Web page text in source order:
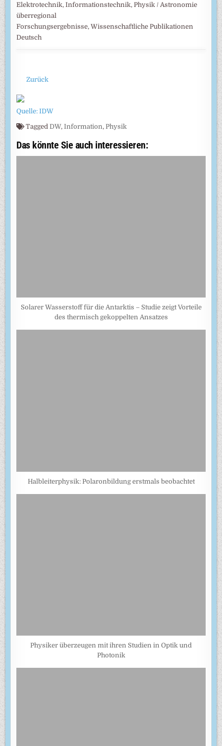
Elektrotechnik, Informationstechnik, Physik / Astronomie
überregional
Forschungsergebnisse, Wissenschaftliche Publikationen
Deutsch
Zurück
Quelle: IDW
TaggedDW,Information,Physik
Das könnte Sie auch interessieren:
Solarer Wasserstoff für die Antarktis – Studie zeigt Vorteile
des thermisch gekoppelten Ansatzes
Halbleiterphysik: Polaronbildung erstmals beobachtet
Physiker überzeugen mit ihren Studien in Optik und
Photonik